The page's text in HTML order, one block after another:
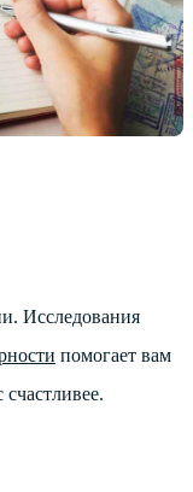
Исследования
помогает вам